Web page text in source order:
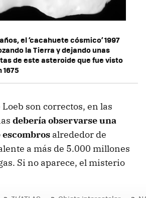
el ‘cacahuete cósmico’ 1997
la Tierra y dejando unas
de este asteroide que fue visto
son correctos, en las
debería observarse una
alrededor de
a más de 5.000 millones
Si no aparece, el misterio